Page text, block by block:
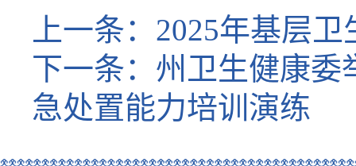
上一条： 2025年基层
下一条： 州卫生健康委
急处置能力培训演练